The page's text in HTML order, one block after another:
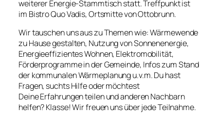
weiterer Energie-Stammtisch statt. Treffpunkt ist
im Bistro Quo Vadis, Ortsmitte von Ottobrunn.
Wir tauschen uns aus zu Themen wie: Wärmewende
zu Hause gestalten, Nutzung von Sonnenenergie,
Energieeffizientes Wohnen, Elektromobilität,
Förderprogramme in der Gemeinde, Infos zum Stand
der kommunalen Wärmeplanung u.v.m. Du hast
Fragen, suchts Hilfe oder möchtest
DeineErfahrungen teilen und anderen Nachbarn
helfen? Klasse! Wir freuen uns über jede Teilnahme.